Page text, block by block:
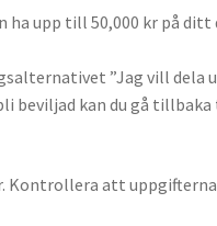
ha upp till 50,000 kr på
”Jag vill dela
beviljad kan du gå
Kontrollera att